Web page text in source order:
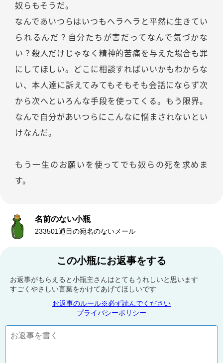
奴らもそうだ。
なんであいつらはいつもヘラヘラと平然に生きてい
られるんだ？自分たちが害だってなんで気づかな
い？殺人だけじゃなく精神的苦痛を与えた場合も罪
にしてほしい。どこに相談すればいいかもわからな
い、本人達に訴えてみてもそもそも会話にならず次
から次へといろんな手段を使ってくる。もう限界。
なんで自分があいつらにこんなに悩まされないとい
けなんだ。
もう一生のお願いを使ってでも奴らの死を求めま
す。
名前のない小瓶
233501通目の宛名のないメール
この小瓶にお返事をする
お返事がもらえると小瓶主さんはとてもうれしいと思います
すごくやさしい言葉をかけてあげてほしいです
お返事のルール※必ず読んでください
プライバシーポリシー